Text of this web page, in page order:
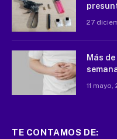
27
Más
11 mayo,
TE CONTAMOS DE: